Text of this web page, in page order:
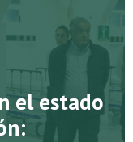
el estado